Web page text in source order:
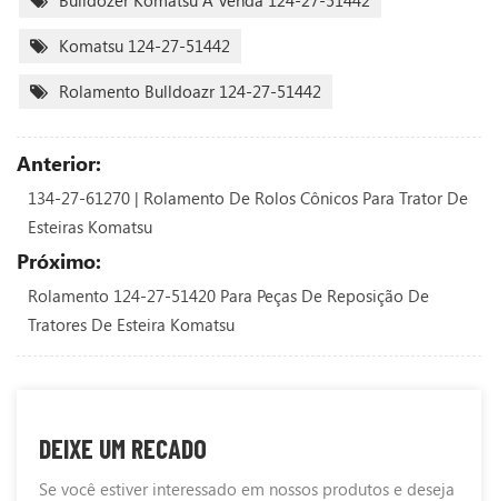
Komatsu 124-27-51442
Rolamento Bulldoazr 124-27-51442
Anterior:
134-27-61270 | Rolamento De Rolos Cônicos Para Trator De
Esteiras Komatsu
Próximo:
Rolamento 124-27-51420 Para Peças De Reposição De
Tratores De Esteira Komatsu
DEIXE UM RECADO
Se você estiver interessado em nossos produtos e deseja